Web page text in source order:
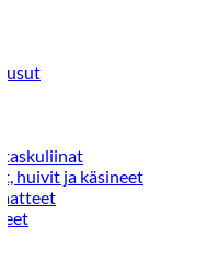
taskuliinat
huivit ja käsineet